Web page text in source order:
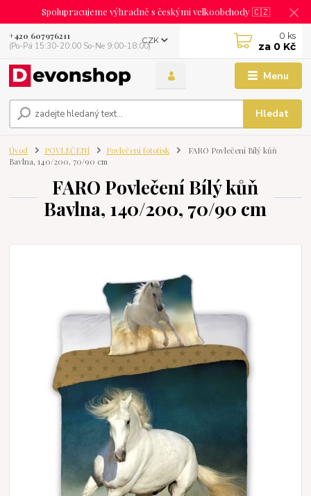
Spolupracujeme výhradně s českými velkoobchody 🇨🇿
Menu
CZK
Hledat
+420 607976211
(Po-Pá 15:30-20:00 So-Ne 9:00-18:00)
0 ks
za 0 Kč
Úvod POVLEČENÍ Povlečení fototisk
FARO Povlečení Bílý kůň
Bavlna, 140/200, 70/90 cm
FARO Povlečení Bílý kůň
Bavlna, 140/200, 70/90 cm